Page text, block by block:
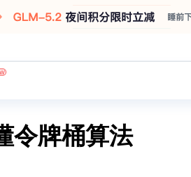
令牌桶算法